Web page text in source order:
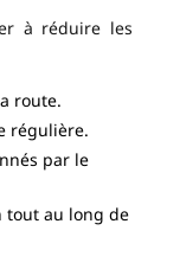
à réduire les
route.
régulière.
par le
tout au long de